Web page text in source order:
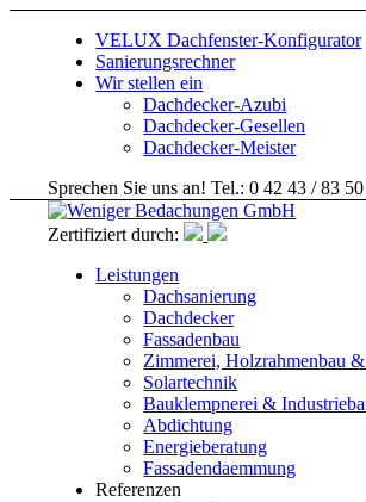
VELUX Dachfenster-Konfigurator
Sanierungsrechner
Wir stellen ein
Dachdecker-Azubi
Dachdecker-Gesellen
Dachdecker-Meister
Sprechen Sie uns an! Tel.: 0 42 43 / 83 50
Zertifiziert durch:
Leistungen
Dachsanierung
Dachdecker
Fassadenbau
Zimmerei, Holzrahmenbau
Solartechnik
Bauklempnerei &
Abdichtung
Energieberatung
Fassadendaemmung
Referenzen